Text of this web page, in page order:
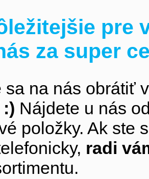
pre
za super
sa na nás obrátiť
Nájdete u nás
položky. Ak ste
radi